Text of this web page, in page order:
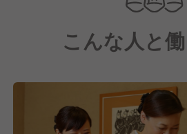
ク上の上質な時間を提供してい
基づいた丁寧な接客により、お
まるひとときをお過ごしいただ
こんな人と